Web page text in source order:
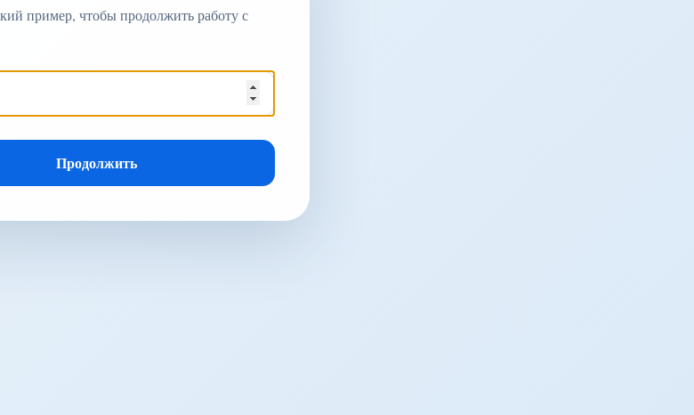
пример, чтобы продолжить работу с
Продолжить